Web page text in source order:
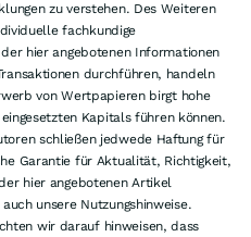
zu verstehen. Des Weiteren
fachkundige
hier angebotenen Informationen
durchführen, handeln
von Wertpapieren birgt hohe
Kapitals führen können.
schließen jedwede Haftung für
Garantie für Aktualität, Richtigkeit,
hier angebotenen Artikel
unsere Nutzungshinweise.
wir darauf hinweisen, dass